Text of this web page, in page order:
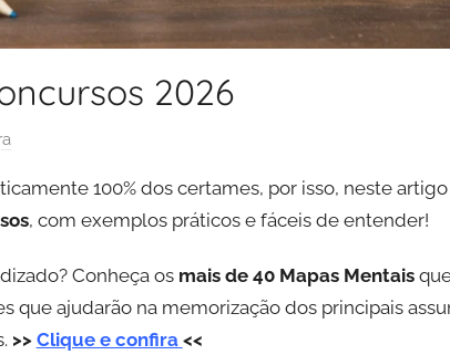
2026
100% dos certames, por isso, neste artigo
, com exemplos práticos e fáceis de entender!
Conheça os mais de 40 Mapas Mentais
que ajudarão na memorização dos principais
>> Clique e confira <<